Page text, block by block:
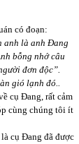
phần.
có đoạn:
anh là anh Đang
bỗng nhớ câu
đơn độc”.
gió lạnh đó..
cụ Đang, rất cảm
cùng chúng tôi ít
cụ Đang đã được